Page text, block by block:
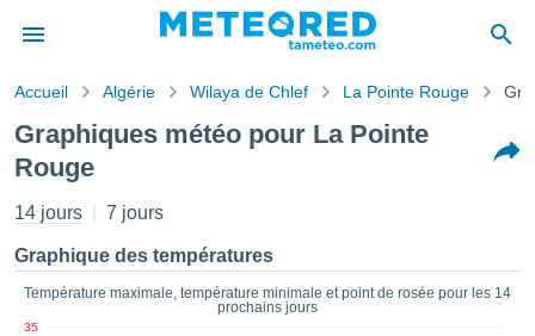
de
a
des
Accueil Algérie Wilaya de Chlef La Pointe Rouge
Graphiques météo pour La Pointe
Rouge
14 jours 7 jours
Graphique des températures
Température maximale, température minimale et point de rosée pour les 14
prochains jours
35